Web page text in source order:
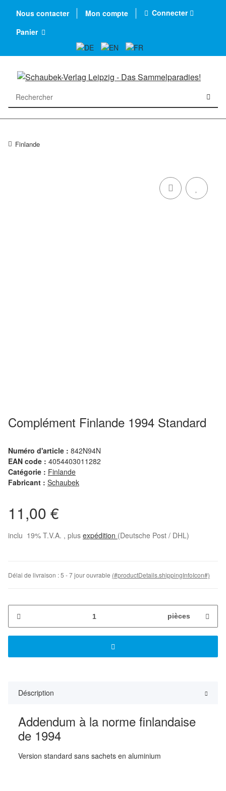
Nous contacter Mon compte
Connecter
Panier
Finlande
Complément Finlande 1994 Standard
Numéro d'article : 842N94N
EAN code : 4054403011282
Catégorie : Finlande
Fabricant : Schaubek
11,00 €
inclu 19% T.V.A. , plus expédition (Deutsche Post / DHL)
Délai de livraison :5 - 7 jour ouvrable (#productDetails.shippingInfoIcon#)
pièces
Déscription
Addendum à la norme finlandaise
de 1994
Version standard sans sachets en aluminium